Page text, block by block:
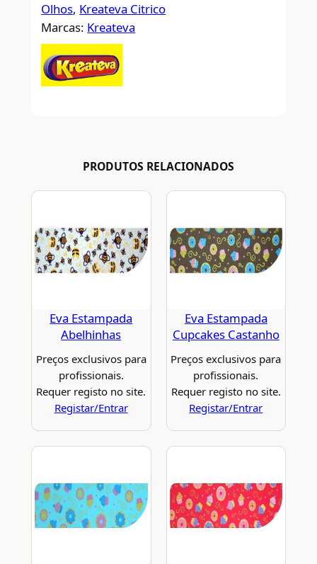
Olhos, Kreateva Citrico
Marcas: Kreateva
PRODUTOS RELACIONADOS
Eva Estampada
Abelhinhas
Preços exclusivos para
profissionais.
Requer registo no site.
Registar/Entrar
Eva Estampada
Cupcakes Castanho
Preços exclusivos para
profissionais.
Requer registo no site.
Registar/Entrar